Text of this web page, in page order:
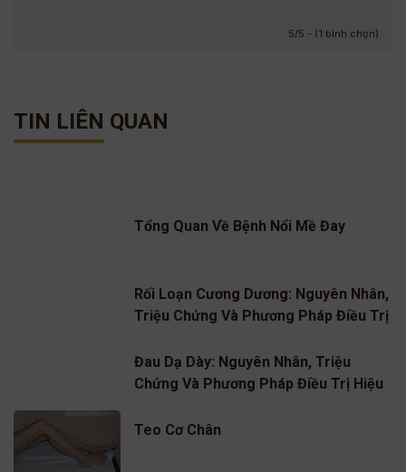
5/5 - (1 bình chọn)
TIN LIÊN QUAN
Tổng Quan Về Bệnh Nổi Mề Đay
Rối Loạn Cương Dương: Nguyên Nhân,
Triệu Chứng Và Phương Pháp Điều Trị
Đau Dạ Dày: Nguyên Nhân, Triệu
Chứng Và Phương Pháp Điều Trị Hiệu
Teo Cơ Chân